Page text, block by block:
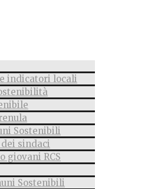
indicatori locali
Sostenibili
sindaci
giovani RCS
Sostenibili